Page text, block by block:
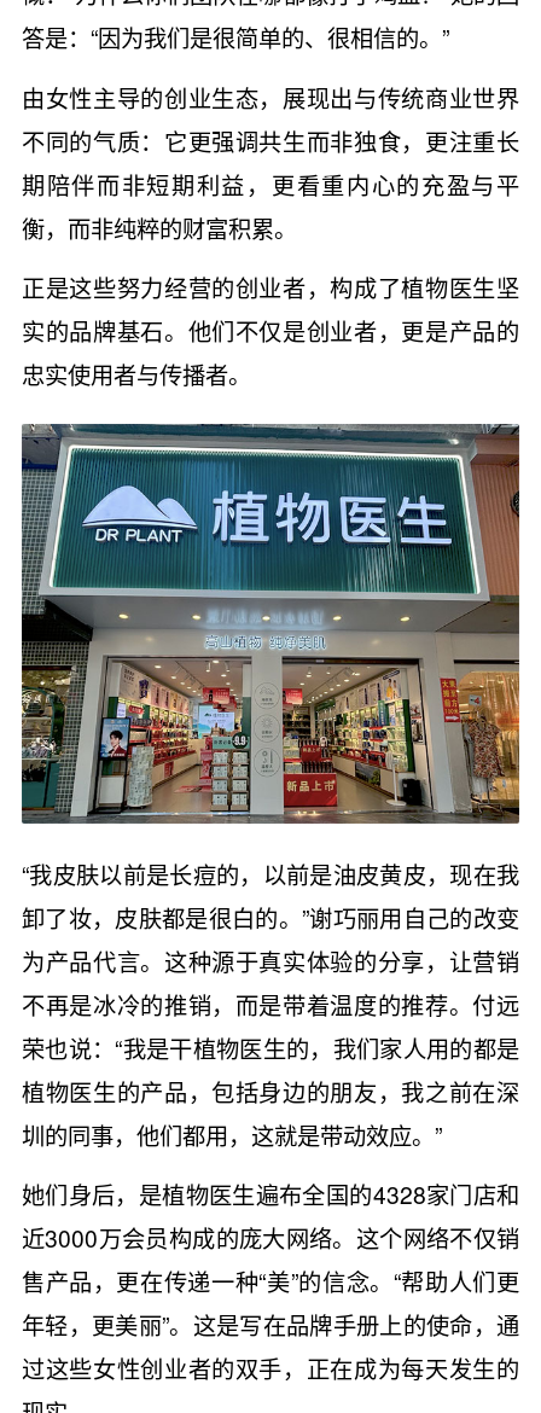
答是：“因为我们是很简单的、很相信的。”
由女性主导的创业生态，展现出与传统商业世界
不同的气质：它更强调共生而非独食，更注重长
期陪伴而非短期利益，更看重内心的充盈与平
衡，而非纯粹的财富积累。
正是这些努力经营的创业者，构成了植物医生坚
实的品牌基石。他们不仅是创业者，更是产品的
忠实使用者与传播者。
“我皮肤以前是长痘的，以前是油皮黄皮，现在我
卸了妆，皮肤都是很白的。”谢巧丽用自己的改变
为产品代言。这种源于真实体验的分享，让营销
不再是冰冷的推销，而是带着温度的推荐。付远
荣也说：“我是干植物医生的，我们家人用的都是
植物医生的产品，包括身边的朋友，我之前在深
圳的同事，他们都用，这就是带动效应。”
她们身后，是植物医生遍布全国的4328家门店和
近3000万会员构成的庞大网络。这个网络不仅销
售产品，更在传递一种“美”的信念。“帮助人们更
年轻，更美丽”。这是写在品牌手册上的使命，通
过这些女性创业者的双手，正在成为每天发生的